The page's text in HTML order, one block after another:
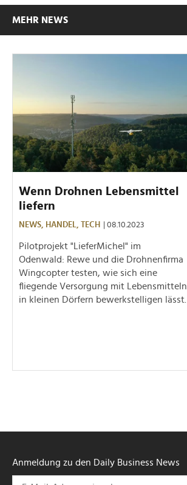
MEHR NEWS
Wenn Drohnen Lebensmittel
liefern
NEWS, HANDEL, TECH | 08.10.2023
Pilotprojekt "LieferMichel" im
Odenwald: Rewe und die Drohnenfirma
Wingcopter testen, wie sich eine
fliegende Versorgung mit Lebensmitteln
in kleinen Dörfern bewerkstelligen lässt.
Anmeldung zu den Daily Business News